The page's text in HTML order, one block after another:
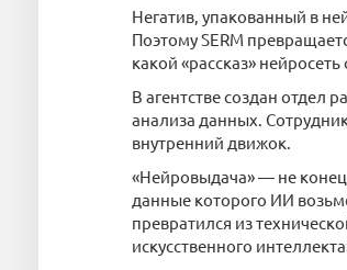
Негатив, упакованный в
Поэтому SERM
какой «рассказ»
В агентстве создан отдел
анализа данных.
внутренний движок.
«Нейровыдача» — не
данные которого ИИ
превратился из
искусственного